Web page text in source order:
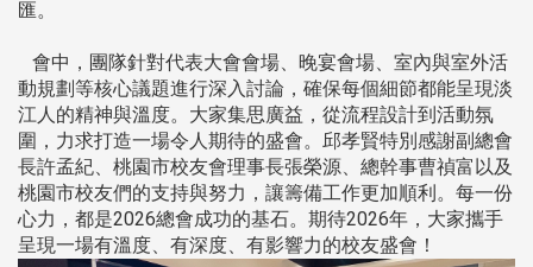
匯。
會中，團隊針對代表大會會場、晚宴會場、室內與室外活
動規劃等核心議題進行深入討論，確保每個細節都能呈現淡
江人的精神與溫度。大家集思廣益，從流程設計到活動氛
圍，力求打造一場令人期待的盛會。邱孝賢特別感謝副總會
長許孟紀、桃園市校友會理事長張榮源、總幹事曹禎富以及
桃園市校友們的支持與努力，讓籌備工作更加順利。每一份
心力，都是2026總會成功的基石。期待2026年，大家攜手
呈現一場有溫度、有深度、有影響力的校友盛會！